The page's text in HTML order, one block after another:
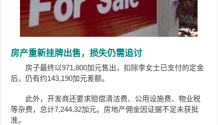
房产重新挂牌出售，损失仍需追讨
房子最终以971,800加元售出，扣除李女士已支付的定金
后，仍有约143,190加元差额。
此外，开发商还要求赔偿清洁费、公用设施费、物业税
等杂费，总计7,244.32加元。房地产佣金因证据不足未获批
准。